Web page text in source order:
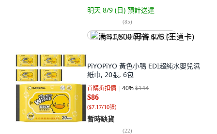
明天 8/9 (日) 預計送達
(85)
满 $1,500 再省 $75 (王道卡)
PiYOPiYO 黃色小鴨 EDI超純水嬰兒濕
紙巾, 20張, 6包
首購折扣價 40%$144
$86
($7.17/10張)
暫時缺貨
(22)